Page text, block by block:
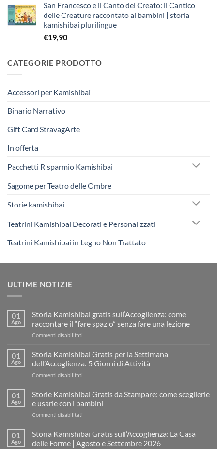
originale
era:
€263,40.
attuale
è:
€250,00.
San Francesco e il Canto del Creato: il Cantico
delle Creature raccontato ai bambini | storia
kamishibai plurilingue
€19,90
CATEGORIE PRODOTTO
Accessori per Kamishibai
Binario Narrativo
Gift Card StravagArte
In offerta
Pacchetti Risparmio Kamishibai
Sagome per Teatro delle Ombre
Storie kamishibai
Teatrini Kamishibai Decorati e Personalizzati
Teatrini Kamishibai in Legno Non Trattato
ULTIME NOTIZIE
01
Ago
Storia Kamishibai gratis sull’Accoglienza: come
raccontare il “fare spazio” senza fare una lezione
Commenti disabilitati
Kamishibai
gratis
sull’Accoglienza:
il
“fare
una
lezione
01
Ago
Storia Kamishibai Gratis per la Settimana
dell’Accoglienza: 5 Giorni di Attività
Commenti disabilitati
Kamishibai
Gratis
per
dell’Accoglienza:
01
Ago
Storie Kamishibai Gratis da Stampare: come sceglierle
e usarle con i bambini
Commenti disabilitati
Kamishibai
Gratis
da
01
Ago
Storia Kamishibai Gratis sull’Accoglienza: La Casa
delle Forme | Agosto e Settembre 2026